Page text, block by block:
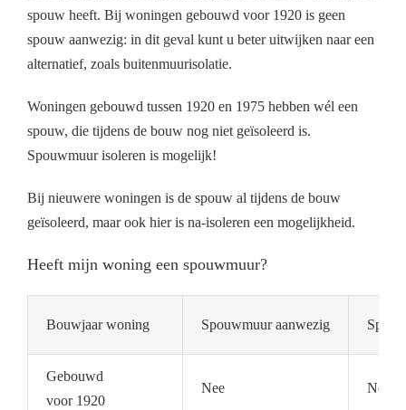
spouw heeft. Bij woningen gebouwd voor 1920 is geen
spouw aanwezig: in dit geval kunt u beter uitwijken naar een
alternatief, zoals buitenmuurisolatie.
Woningen gebouwd tussen 1920 en 1975 hebben wél een
spouw, die tijdens de bouw nog niet geïsoleerd is.
Spouwmuur isoleren is mogelijk!
Bij nieuwere woningen is de spouw al tijdens de bouw
geïsoleerd, maar ook hier is na-isoleren een mogelijkheid.
Heeft mijn woning een spouwmuur?
Bouwjaar woning Spouwmuur aanwezig
Gebouwd
voor 1920
Nee Nee